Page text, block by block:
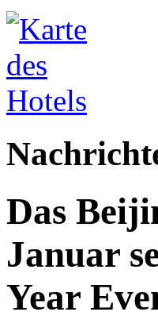
Das
Januar
Year